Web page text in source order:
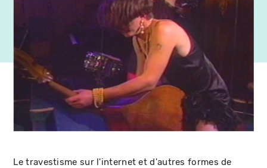
Le travestisme sur l'internet et d'autres formes de